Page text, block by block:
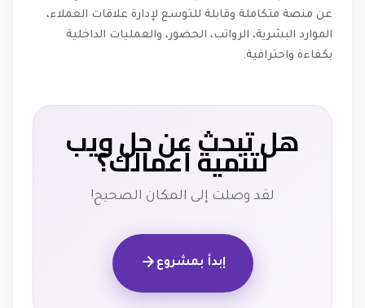
عن منصة متكاملة وقابلة للتوسع لإدارة علاقات العملاء،
الموارد البشرية، الرواتب، الحضور، والعمليات الداخلية
بكفاءة واحترافية.
هل تبحث عن حل ويب
لتنمية أعمالك؟
لقد وصلت إلى المكان الصحيح!
إبدأ بمشروع